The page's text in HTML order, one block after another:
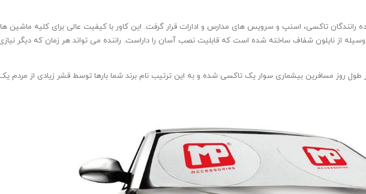
رانندگان تاکسی، اسنپ و سرویس های مدارس و ادارات قرار گرفت. این کاور با کیفیت عالی برای کلیه ماشین
از نایلون شفاف ساخته شده است که قابلیت نصب آسان را داراست. راننده می تواند هر زمان که دیگر نیازی
طول روز مسافرین بیشماری سوار یک تاکسی شده و به این ترتیب نام برند شما بارها توسط قشر زیادی از